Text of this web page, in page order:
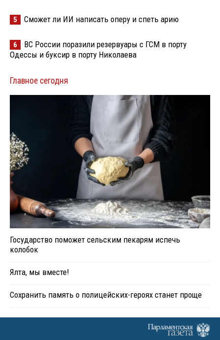
5 Сможет ли ИИ написать оперу и спеть арию
6
ВС России поразили резервуары с ГСМ в порту
Одессы и буксир в порту Николаева
Главное сегодня
Государство поможет сельским пекарям испечь
колобок
Ялта, мы вместе!
Сохранить память о полицейских-героях станет проще